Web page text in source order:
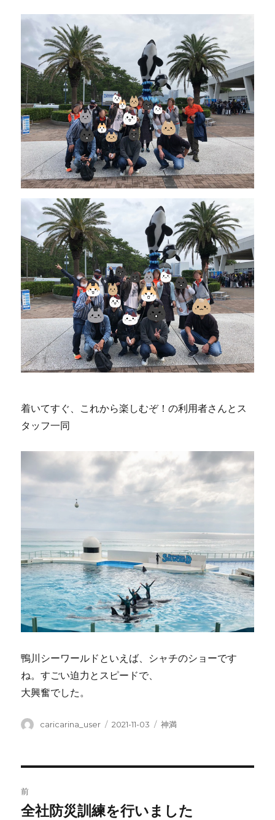
着いてすぐ、これから楽しむぞ！の利用者さんとス
タッフ一同
鴨川シーワールドといえば、シャチのショーです
ね。すごい迫力とスピードで、
大興奮でした。
投
caricarina_user
投
2021-11-03
カ
神満
稿
前
前
全社防災訓練を行いました